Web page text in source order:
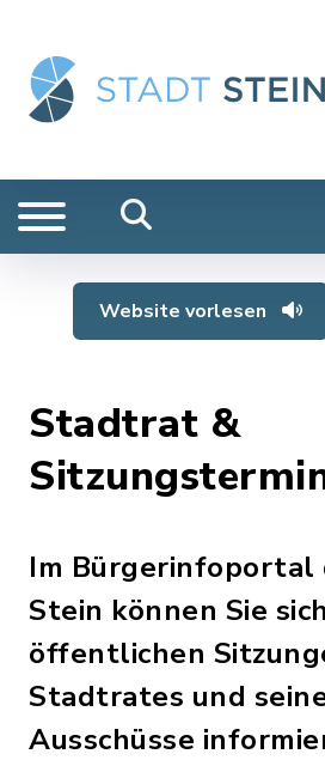
Website vorlesen
Stadtrat &
Im Bürgerinfoportal
Stein können Sie
öffentlichen
Stadtrates und
Ausschüsse